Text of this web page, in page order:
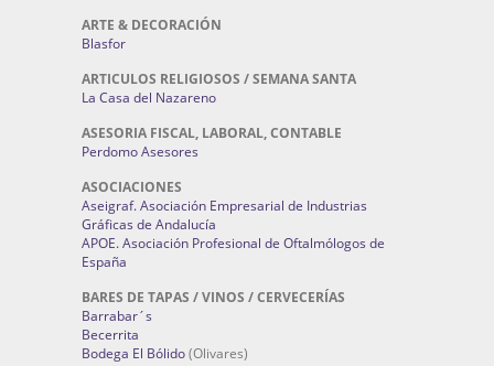
ARTE & DECORACIÓN
Blasfor
ARTICULOS RELIGIOSOS / SEMANA SANTA
La Casa del Nazareno
ASESORIA FISCAL, LABORAL, CONTABLE
Perdomo Asesores
ASOCIACIONES
Aseigraf. Asociación Empresarial de Industrias
Gráficas de Andalucía
APOE. Asociación Profesional de Oftalmólogos de
España
BARES DE TAPAS / VINOS / CERVECERÍAS
Barrabar´s
Becerrita
Bodega El Bólido(Olivares)